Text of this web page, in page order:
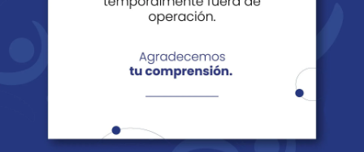
Revista Fácil Vivir
Sedes Directorio Servicios En Línea